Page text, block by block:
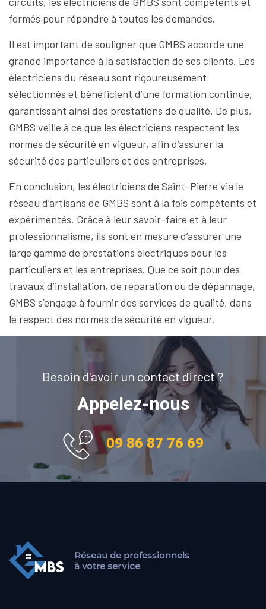
formés pour répondre à toutes les demandes.
Il est important de souligner que GMBS accorde une
grande importance à la satisfaction de ses clients. Les
électriciens du réseau sont rigoureusement
sélectionnés et bénéficient d’une formation continue,
garantissant ainsi des prestations de qualité. De plus,
GMBS veille à ce que les électriciens respectent les
normes de sécurité en vigueur, afin d’assurer la
sécurité des particuliers et des entreprises.
En conclusion, les électriciens de Saint-Pierre via le
réseau d’artisans de GMBS sont à la fois compétents et
expérimentés. Grâce à leur savoir-faire et à leur
professionnalisme, ils sont en mesure d’assurer une
large gamme de prestations électriques pour les
particuliers et les entreprises. Que ce soit pour des
travaux d’installation, de réparation ou de dépannage,
GMBS s’engage à fournir des services de qualité, dans
le respect des normes de sécurité en vigueur.
Besoin d'avoir un contact direct ?
Appelez-nous
09 86 87 76 69